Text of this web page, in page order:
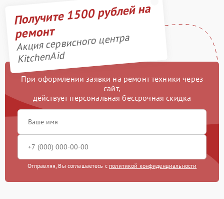
Получите 1500 рублей на
ремонт
Акция сервисного центра
KitchenAid
При оформлении заявки на ремонт техники через
сайт,
действует персональная бессрочная скидка
Отправляя, Вы соглашаетесь с политикой конфиденциальности